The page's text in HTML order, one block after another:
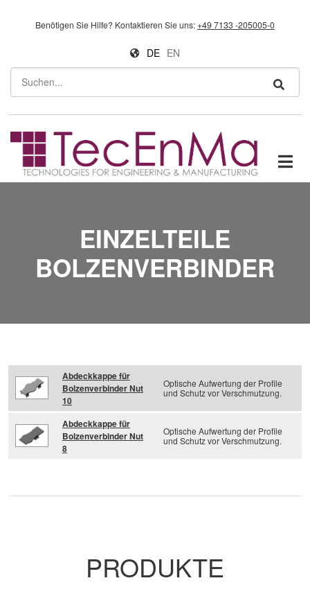
Benötigen Sie Hilfe? Kontaktieren Sie uns:+49 7133 -205005-0
DE EN
Suchen
EINZELTEILE
BOLZENVERBINDER
Abdeckkappe für
Bolzenverbinder Nut
10
Optische Aufwertung der Profile
und Schutz vor Verschmutzung.
Abdeckkappe für
Bolzenverbinder Nut
8
Optische Aufwertung der Profile
und Schutz vor Verschmutzung.
PRODUKTE